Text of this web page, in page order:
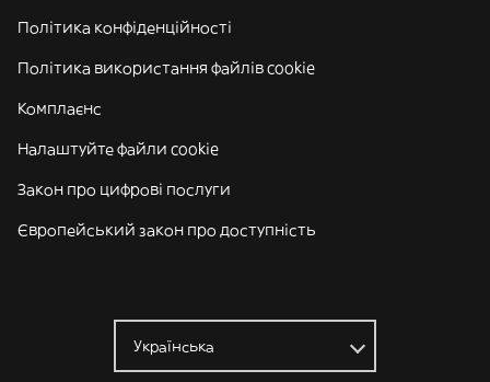
Політика конфіденційності
Політика використання файлів cookie
Комплаєнс
Налаштуйте файли cookie
Закон про цифрові послуги
Європейський закон про доступність